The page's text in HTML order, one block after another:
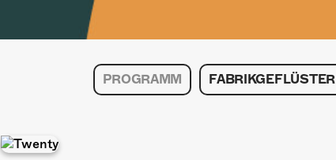
PROGRAMM FABRIKGEFLÜSTER